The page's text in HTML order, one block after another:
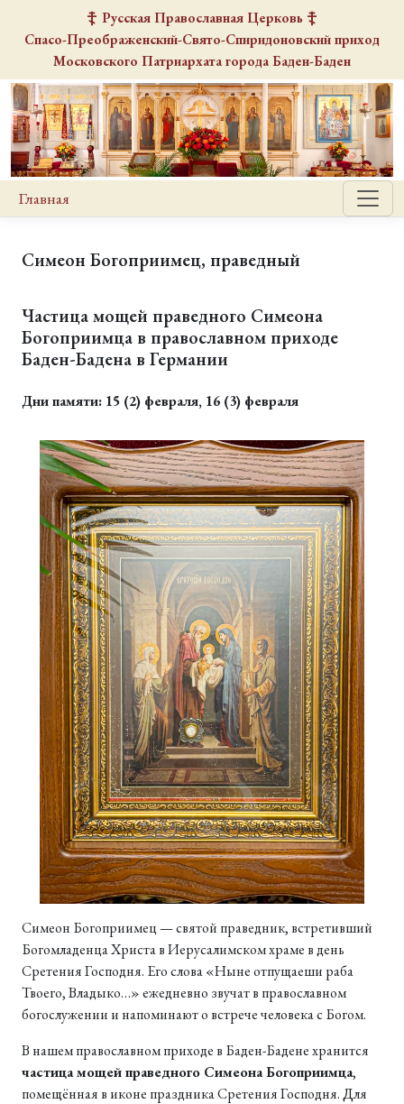
Русская Православная Церковь
Спасо-Преображенский-Свято-Спиридоновский приход
Московского Патриархата города Баден-Баден
Главная
Симеон Богоприимец, праведный
Частица мощей праведного Симеона
Богоприимца в православном приходе
Баден-Бадена в Германии
Дни памяти: 15 (2) февраля, 16 (3) февраля
Симеон Богоприимец — святой праведник, встретивший
Богомладенца Христа в Иерусалимском храме в день
Сретения Господня. Его слова «Ныне отпущаеши раба
Твоего, Владыко…» ежедневно звучат в православном
богослужении и напоминают о встрече человека с Богом.
В нашем православном приходе в Баден-Бадене хранится
частица мощей праведного Симеона Богоприимца,
помещённая в иконе праздника Сретения Господня. Для